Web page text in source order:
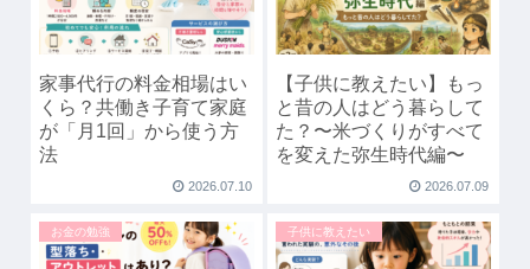
家事代行の料金相場はい
くら？共働き子育て家庭
が「月1回」から使う方
法
2026.07.10
【子供に教えたい】もっ
と昔の人はどう暮らして
た？〜米づくりがすべて
を変えた弥生時代編〜
2026.07.09
お金の勉強 子供に教えたい